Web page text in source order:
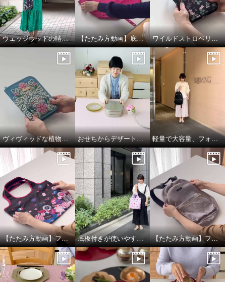
フォション ジャガード織 底板付
ポケッタブルマイバッグ
モカネイビー
¥0
フォション ジャガード織 底板付
ポケッタブルマイバッグ
グレイッシュロゼ
¥0
ウェッジウッドの晴雨兼用折りたたみ日傘 【たたみ方動画】底板付きが使いやすい！フォションポケッタブルマイバッグ ワイルドストロベリー柄がエレガント！お薬手帳も入るマルチケース
ヴィヴィッドな植物柄がエレガント！お薬手帳も入るマルチケース おせちからデザートまで！幅広いシーンで使える二段重箱 軽量で大容量、フォションジャガード織のリュック
【たたみ方動画】フォション底板付きポケッタブルマイバッグ 底板付きが使いやすい、フォションポケッタブルマイバッグ 【たたみ方動画】フォション ジャガード織ポケッタブルマイリュック